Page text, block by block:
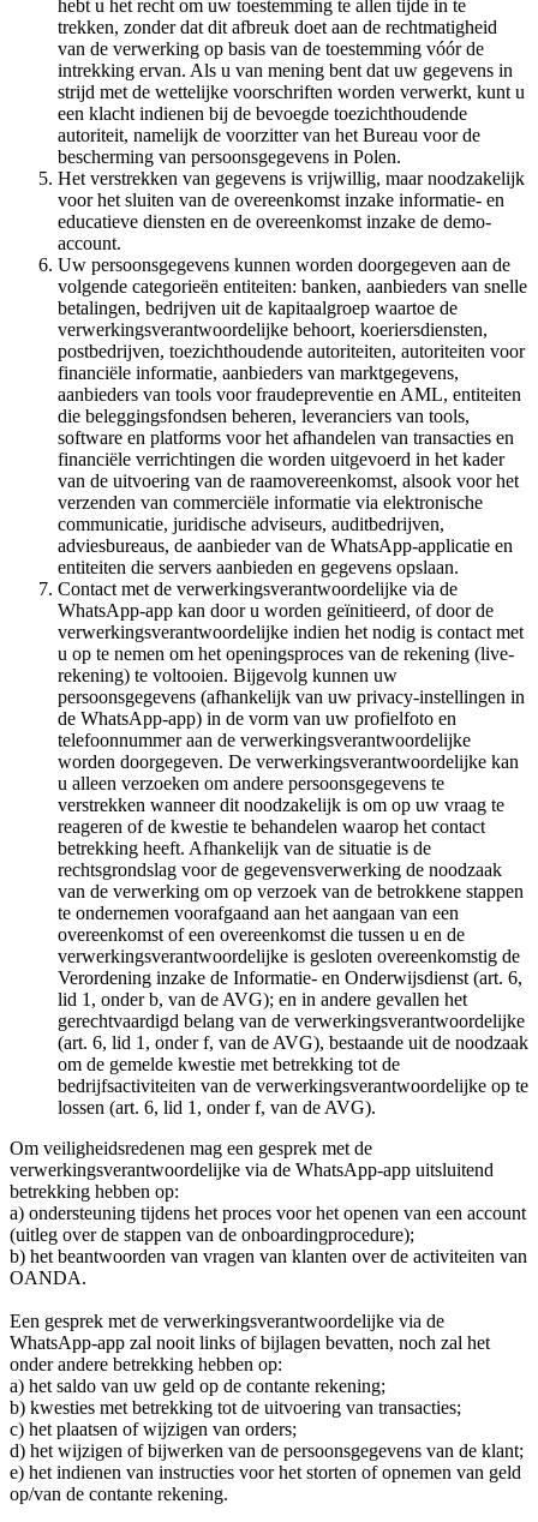
hebt u het recht om uw toestemming te allen tijde in te
trekken, zonder dat dit afbreuk doet aan de rechtmatigheid
van de verwerking op basis van de toestemming vóór de
intrekking ervan. Als u van mening bent dat uw gegevens in
strijd met de wettelijke voorschriften worden verwerkt, kunt u
een klacht indienen bij de bevoegde toezichthoudende
autoriteit, namelijk de voorzitter van het Bureau voor de
bescherming van persoonsgegevens in Polen.
Het verstrekken van gegevens is vrijwillig, maar noodzakelijk
voor het sluiten van de overeenkomst inzake informatie- en
educatieve diensten en de overeenkomst inzake de demo-
account.
Uw persoonsgegevens kunnen worden doorgegeven aan de
volgende categorieën entiteiten: banken, aanbieders van snelle
betalingen, bedrijven uit de kapitaalgroep waartoe de
verwerkingsverantwoordelijke behoort, koeriersdiensten,
postbedrijven, toezichthoudende autoriteiten, autoriteiten voor
financiële informatie, aanbieders van marktgegevens,
aanbieders van tools voor fraudepreventie en AML, entiteiten
die beleggingsfondsen beheren, leveranciers van tools,
software en platforms voor het afhandelen van transacties en
financiële verrichtingen die worden uitgevoerd in het kader
van de uitvoering van de raamovereenkomst, alsook voor het
verzenden van commerciële informatie via elektronische
communicatie, juridische adviseurs, auditbedrijven,
adviesbureaus, de aanbieder van de WhatsApp-applicatie en
entiteiten die servers aanbieden en gegevens opslaan.
Contact met de verwerkingsverantwoordelijke via de
WhatsApp-app kan door u worden geïnitieerd, of door de
verwerkingsverantwoordelijke indien het nodig is contact met
u op te nemen om het openingsproces van de rekening (live-
rekening) te voltooien. Bijgevolg kunnen uw
persoonsgegevens (afhankelijk van uw privacy-instellingen in
de WhatsApp-app) in de vorm van uw profielfoto en
telefoonnummer aan de verwerkingsverantwoordelijke
worden doorgegeven. De verwerkingsverantwoordelijke kan
u alleen verzoeken om andere persoonsgegevens te
verstrekken wanneer dit noodzakelijk is om op uw vraag te
reageren of de kwestie te behandelen waarop het contact
betrekking heeft. Afhankelijk van de situatie is de
rechtsgrondslag voor de gegevensverwerking de noodzaak
van de verwerking om op verzoek van de betrokkene stappen
te ondernemen voorafgaand aan het aangaan van een
overeenkomst of een overeenkomst die tussen u en de
verwerkingsverantwoordelijke is gesloten overeenkomstig de
Verordening inzake de Informatie- en Onderwijsdienst (art. 6,
lid 1, onder b, van de AVG); en in andere gevallen het
gerechtvaardigd belang van de verwerkingsverantwoordelijke
(art. 6, lid 1, onder f, van de AVG), bestaande uit de noodzaak
om de gemelde kwestie met betrekking tot de
bedrijfsactiviteiten van de verwerkingsverantwoordelijke op te
lossen (art. 6, lid 1, onder f, van de AVG).
Om veiligheidsredenen mag een gesprek met de
verwerkingsverantwoordelijke via de WhatsApp-app uitsluitend
betrekking hebben op:
a) ondersteuning tijdens het proces voor het openen van een account
(uitleg over de stappen van de onboardingprocedure);
b) het beantwoorden van vragen van klanten over de activiteiten van
OANDA.
Een gesprek met de verwerkingsverantwoordelijke via de
WhatsApp-app zal nooit links of bijlagen bevatten, noch zal het
onder andere betrekking hebben op:
a) het saldo van uw geld op de contante rekening;
b) kwesties met betrekking tot de uitvoering van transacties;
c) het plaatsen of wijzigen van orders;
d) het wijzigen of bijwerken van de persoonsgegevens van de klant;
e) het indienen van instructies voor het storten of opnemen van geld
op/van de contante rekening.